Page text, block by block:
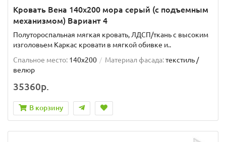
Кровать Вена 140х200 мора серый (с подъемным
механизмом) Вариант 4
Полутороспальная мягкая кровать, ЛДСП/ткань с высоким
изголовьем Каркас кровати в мягкой обивке и..
Спальное место: 140x200 Материал фасада:текстиль /
велюр
35360р.
В корзину